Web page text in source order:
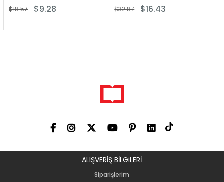
$16.43
ALIŞVERİŞ BİLGiLERİ
Siparişlerim